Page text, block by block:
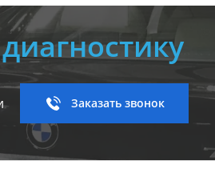
Заказать звонок